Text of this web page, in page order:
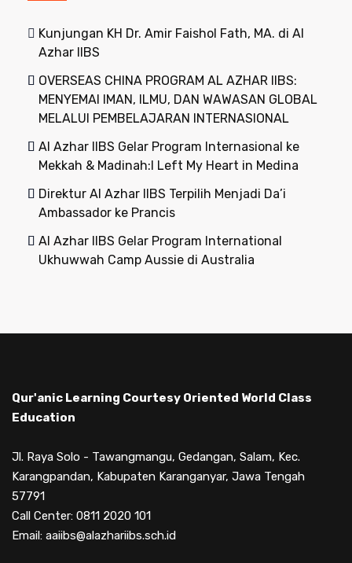
Kunjungan KH Dr. Amir Faishol Fath, MA. di Al
Azhar IIBS
OVERSEAS CHINA PROGRAM AL AZHAR IIBS:
MENYEMAI IMAN, ILMU, DAN WAWASAN GLOBAL
MELALUI PEMBELAJARAN INTERNASIONAL
Al Azhar IIBS Gelar Program Internasional ke
Mekkah & Madinah:I Left My Heart in Medina
Direktur Al Azhar IIBS Terpilih Menjadi Da’i
Ambassador ke Prancis
Al Azhar IIBS Gelar Program International
Ukhuwwah Camp Aussie di Australia
Qur'anic Learning Courtesy Oriented World Class
Education
Jl. Raya Solo - Tawangmangu, Gedangan, Salam, Kec.
Karangpandan, Kabupaten Karanganyar, Jawa Tengah
57791
Call Center: 0811 2020 101
Email: aaiibs@alazhariibs.sch.id